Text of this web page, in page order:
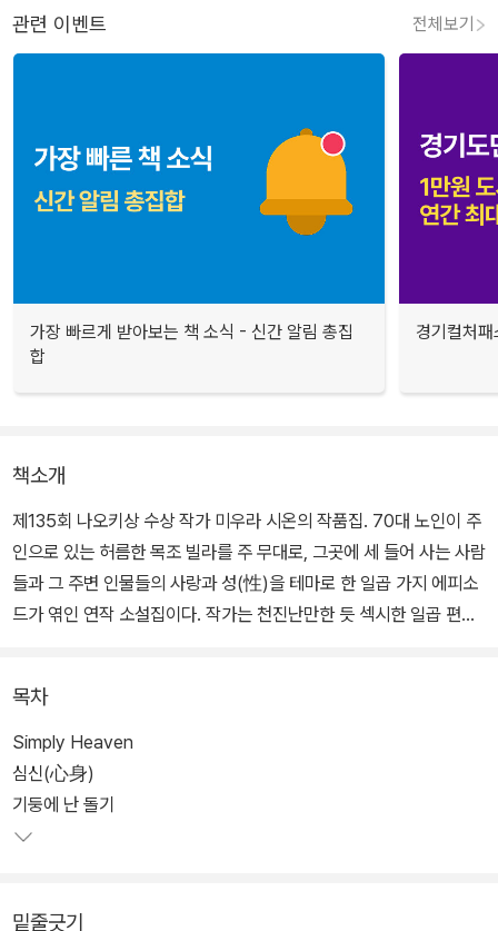
관련 이벤트 전체보기
가장 빠르게 받아보는 책 소식 - 신간 알림 총집
합
경기컬처
책소개
제135회 나오키상 수상 작가 미우라 시온의 작품집. 70대 노인이 주
인으로 있는 허름한 목조 빌라를 주 무대로, 그곳에 세 들어 사는 사람
들과 그 주변 인물들의 사랑과 성(性)을 테마로 한 일곱 가지 에피소
드가 엮인 연작 소설집이다. 작가는 천진난만한 듯 섹시한 일곱 편의
소설의 주 무대는 도쿄 중심가라고는 믿기지 않는 정겨운 동네의, 고
작 방 여섯 개가 딸린 2층 목조건물 고구레빌라. 허름하지만 아련한
향수를 불러일으키는 그곳에 세대, 성별, 직업 등이 서로 다른 평범한
소시민들이 살고 있다.
께 셋이서 동거 아닌 동거를 하게 된 꽃집 아가씨, 일흔이 넘은 나이에
목차
Simply Heaven
심신(心身)
기둥에 난 돌기
밑줄긋기